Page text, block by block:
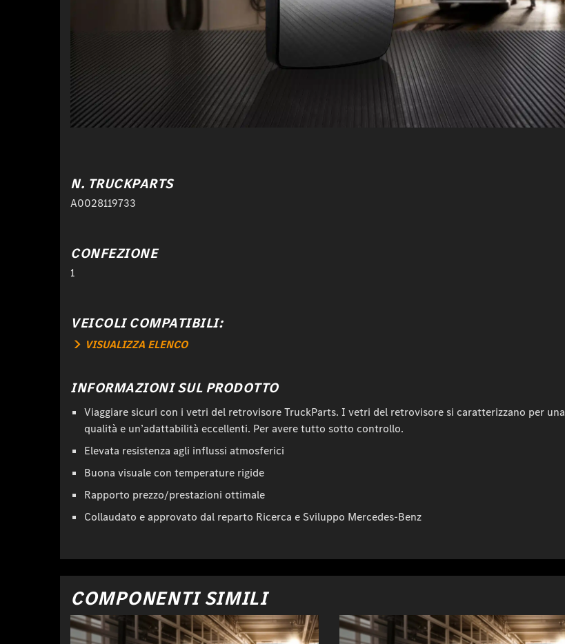
N. TRUCKPARTS
A0028119733
CONFEZIONE
1
VEICOLI COMPATIBILI:
VISUALIZZA ELENCO
INFORMAZIONI SUL PRODOTTO
Viaggiare sicuri con i vetri del retrovisore TruckParts. I vetri del retrovisore si caratterizzano per una
qualità e un’adattabilità eccellenti. Per avere tutto sotto controllo.
Elevata resistenza agli influssi atmosferici
Buona visuale con temperature rigide
Rapporto prezzo/prestazioni ottimale
Collaudato e approvato dal reparto Ricerca e Sviluppo Mercedes-Benz
COMPONENTI SIMILI